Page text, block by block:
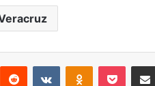
Reddit VKontakteOdnoklassniki
Pocket